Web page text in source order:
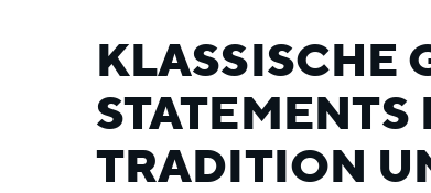
KLASSISCHE
TRADITION